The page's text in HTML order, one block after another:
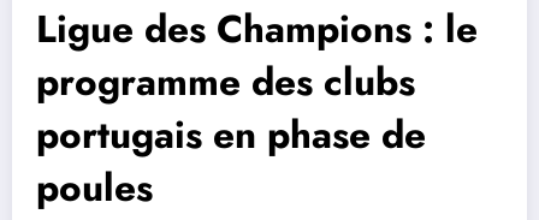
Ligue des Champions : le
programme des clubs
portugais en phase de
poules